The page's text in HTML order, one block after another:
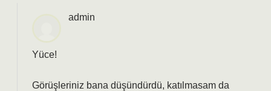
admin
Yüce!
Görüşleriniz bana düşündürdü, katılmasam da